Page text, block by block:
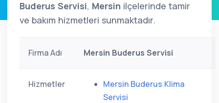
Buderus Servisi, Mersin ilçelerinde tamir
ve bakım hizmetleri sunmaktadır.
Firma Adı Mersin Buderus Servisi
Hizmetler
Mersin Buderus Klima
Servisi